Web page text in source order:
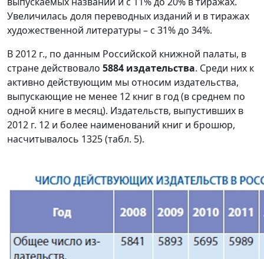
Увеличилась доля переводных изданий и в тиражах
художественной литературы – с 31% до 34%.
В 2012 г., по данным Российской книжной палаты, в
стране действовало 5884 издательства. Среди них к
активно действующим мы относим издательства,
выпускающие не менее 12 книг в год (в среднем по
одной книге в месяц). Издательств, выпустивших в
2012 г. 12 и более наименований книг и брошюр,
насчитывалось 1325 (табл. 5).